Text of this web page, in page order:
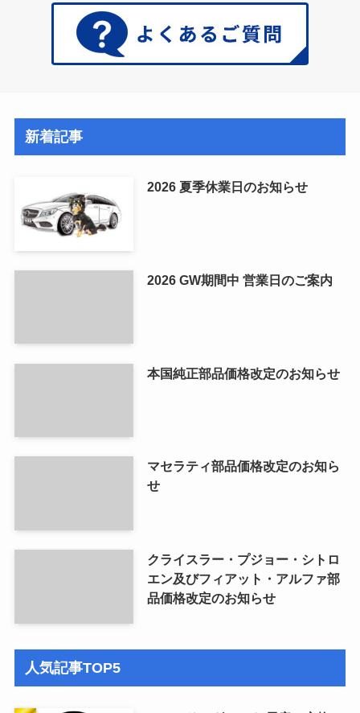
新着記事
2026 夏季休業日のお知らせ
2026 GW期間中 営業日のご案内
本国純正部品価格改定のお知らせ
マセラティ部品価格改定のお知ら
せ
クライスラー・プジョー・シトロ
エン及びフィアット・アルファ部
品価格改定のお知らせ
人気記事TOP5